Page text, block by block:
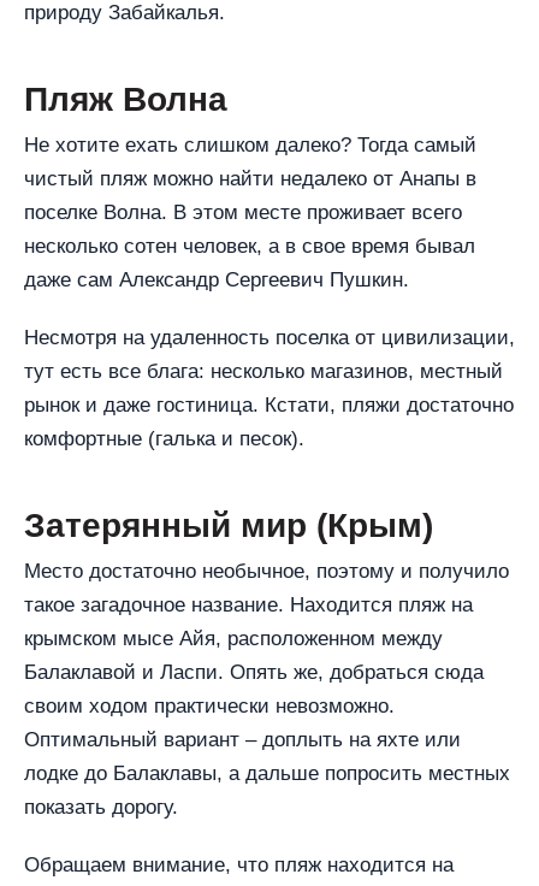
природу Забайкалья.
Пляж Волна
Не хотите ехать слишком далеко? Тогда самый
чистый пляж можно найти недалеко от Анапы в
поселке Волна. В этом месте проживает всего
несколько сотен человек, а в свое время бывал
даже сам Александр Сергеевич Пушкин.
Несмотря на удаленность поселка от цивилизации,
тут есть все блага: несколько магазинов, местный
рынок и даже гостиница. Кстати, пляжи достаточно
комфортные (галька и песок).
Затерянный мир (Крым)
Место достаточно необычное, поэтому и получило
такое загадочное название. Находится пляж на
крымском мысе Айя, расположенном между
Балаклавой и Ласпи. Опять же, добраться сюда
своим ходом практически невозможно.
Оптимальный вариант – доплыть на яхте или
лодке до Балаклавы, а дальше попросить местных
показать дорогу.
Обращаем внимание, что пляж находится на